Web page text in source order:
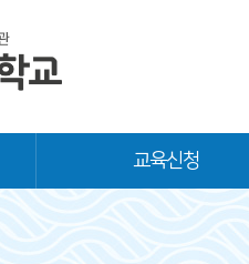
교육신청